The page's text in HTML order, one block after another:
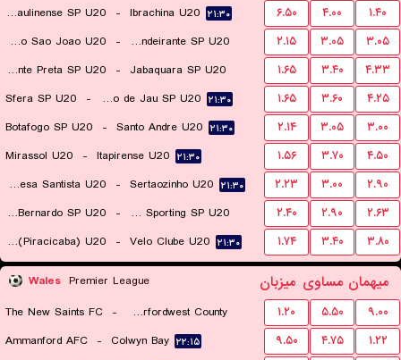
SC Paulinense SP U20
- Ibrachina U20 ۲۱:۳۰ ۶.۵۰ ۴.۰۰
۱.۴۰
Uniao Sao Joao U20
- CA Bandeirante SP U20
۲۱:۳۰
۲.۱۵ ۳.۰۵
۳.۰۵
Ponte Preta SP U20
- Jabaquara SP U20
۲۱:۳۰
۱.۶۵ ۳.۴۰
۴.۳۳
Sfera SP U20 - EC XV de Novembro de Jau SP U20 ۲۱:۳۰ ۱.۶۵ ۳.۶۰
۴.۲۵
Botafogo SP U20 - Santo Andre U20 ۲۱:۳۰ ۲.۱۴ ۳.۰۵
۳.۰۰
Mirassol U20 - Itapirense U20 ۲۱:۳۰ ۱.۵۶ ۳.۷۰
۴.۵۰
Portuguesa Santista U20
- Sertaozinho U20 ۲۱:۳۰ ۲.۲۳ ۳.۰۰
۲.۹۰
Sao Bernardo SP U20
- Osasco Sporting SP U20
۲۱:۳۰
۲.۴۰ ۲.۹۰
۲.۶۳
XV de Novembro (Piracicaba) U20
- Velo Clube U20 ۲۱:۳۰ ۱.۷۴ ۳.۴۰ ۳.۸۰
Wales Premier League میزبان مساوی میهمان
The New Saints FC - Haverfordwest County
۲۲:۱۵
۱.۲۰ ۵.۵۰
۹.۰۰
Ammanford AFC - Colwyn Bay ۲۲:۱۵ ۹.۵۰ ۴.۷۵
۱.۲۲